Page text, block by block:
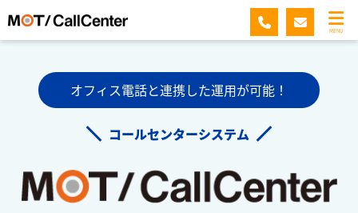
MENU
オフィス電話と連携した運用が可能！
コールセンターシステム